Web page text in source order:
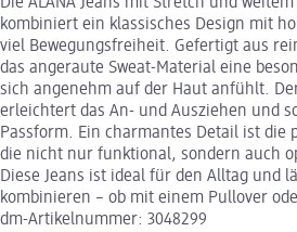
Die ALANA Jeans mit Stretch und
kombiniert ein klassisches Design mit
viel Bewegungsfreiheit. Gefertigt aus
das angeraute Sweat-Material eine
sich angenehm auf der Haut anfühlt.
erleichtert das An- und Ausziehen und
Passform. Ein charmantes Detail ist die
die nicht nur funktional, sondern auch
Diese Jeans ist ideal für den Alltag und
kombinieren – ob mit einem Pullover
dm-Artikelnummer: 3048299